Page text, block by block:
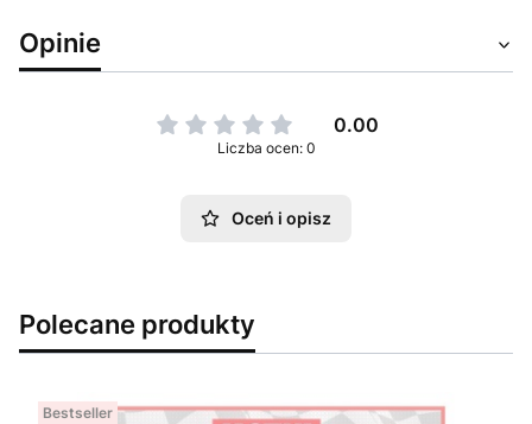
Opinie
0.00
Liczba ocen: 0
Oceń i opisz
Polecane produkty
Bestseller